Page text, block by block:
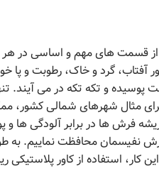
از قسمت های مهم و اساسی در
گرد و خاک، رطوبت و پا
و تکه تکه در می آیند.
برای مثال شهرهای شمالی
فرش ها در برابر آلودگی ها
نفیسمان محافظت نماییم. به
کار، استفاده از کاور